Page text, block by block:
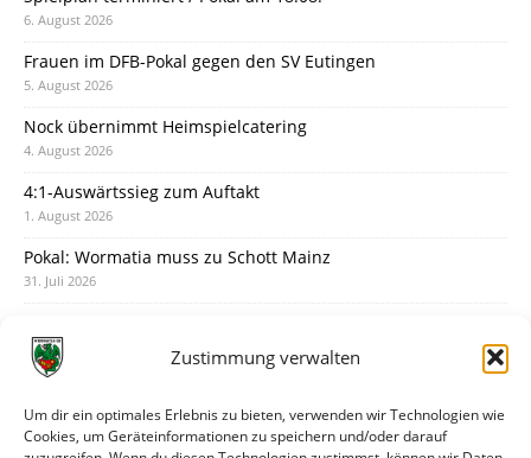
Zustimmung verwalten
Um dir ein optimales Erlebnis zu bieten, verwenden wir Technologien wie
Cookies, um Geräteinformationen zu speichern und/oder darauf
6. August 2026
Frauen im DFB-Pokal gegen den SV Eutingen
5. August 2026
Nock übernimmt Heimspielcatering
4. August 2026
4:1-Auswärtssieg zum Auftakt
1. August 2026
Pokal: Wormatia muss zu Schott Mainz
31. Juli 2026
30. Juli 2026
28. Juli 2026
Neuer Rückensponsor